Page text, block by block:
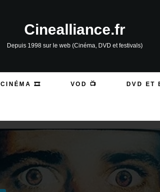
Cinealliance.fr
Depuis 1998 sur le web (Cinéma, DVD et festivals)
CINÉMA 🎞️ VOD 📺 DVD ET